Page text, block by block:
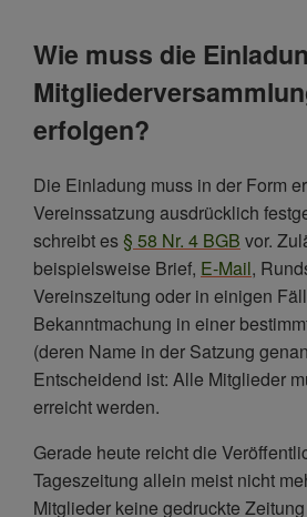
Wie muss die
erfolgen?
Die Einladung muss in der Form
Vereinssatzung ausdrücklich
schreibt es§ 58 Nr. 4 BGB vor.
beispielsweise Brief, E-Mail,
Vereinszeitung oder in einigen
Bekanntmachung in einer
(deren Name in der Satzung
Entscheidend ist: Alle Mitglieder
erreicht werden.
Gerade heute reicht die
Tageszeitung allein meist nicht
Mitglieder keine gedruckte